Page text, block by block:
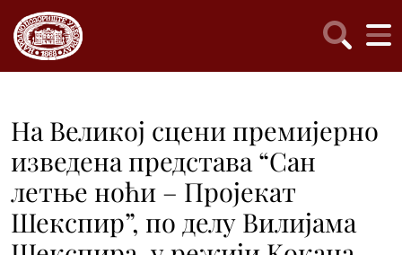
На Великој сцени премијерно
изведена представа “Сан
летње ноћи – Пројекат
Шекспир”, по делу Вилијама